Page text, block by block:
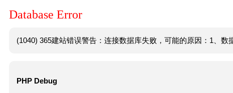
Database Error
(1040) 365建站错误警告：连接数据库失败，可能的原因：1、数
PHP Debug